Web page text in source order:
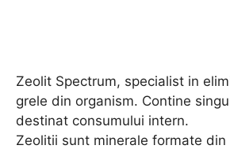
Zeolit Spectrum, specialist in
grele din organism. Contine
destinat consumului intern.
Zeolitii sunt minerale formate din